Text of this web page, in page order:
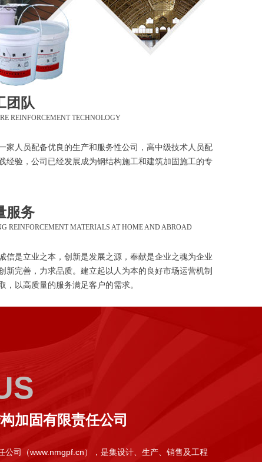
团队
REINFORCEMENT TECHNOLOGY
家人员配备优良的生产和服务性公司，高中级技术人员配
经验，公司已经发展成为钢结构施工和建筑加固施工的专
服务
REINFORCEMENT MATERIALS AT HOME AND ABROAD
信是立业之本，创新是发展之源，奉献是企业之魂为企业
新完善，力求品质。建立起以人为本的良好市场运营机制
，以高质量的服务满足客户的需求。
加固有限责任公司
公司（www.nmgpf.cn），是集设计、生产、销售及工程